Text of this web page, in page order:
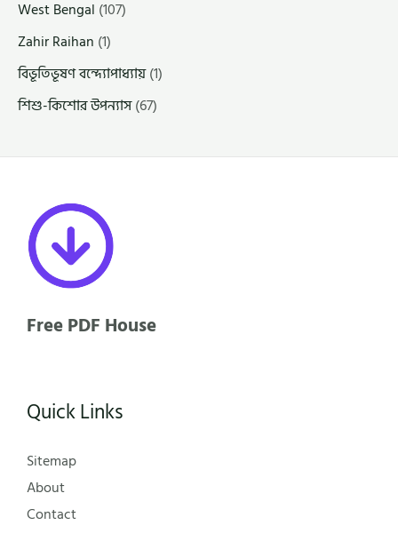
West Bengal (107)
Zahir Raihan (1)
বিভূতিভূষণ বন্দ্যোপাধ্যায়(1)
শিশু-কিশোর উপন্যাস(67)
Free PDF House
Quick Links
Sitemap
About
Contact